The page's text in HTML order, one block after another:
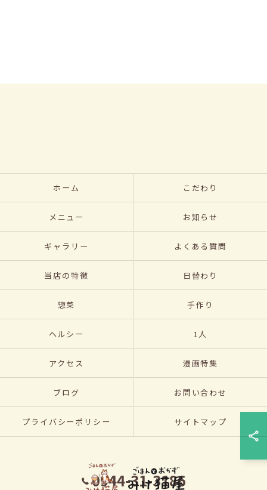
0944-31-3186
ホーム こだわり
メニュー お知らせ
ギャラリー よくある質問
当店の特徴 日替わり
惣菜 手作り
ヘルシー 1人
アクセス 漫画特集
ブログ お問い合わせ
プライバシーポリシー サイトマップ